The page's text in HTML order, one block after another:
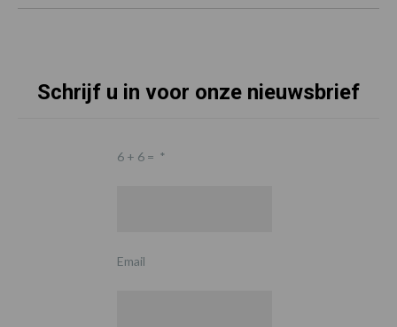
Schrijf u in voor onze nieuwsbrief
6 + 6 = *
Email